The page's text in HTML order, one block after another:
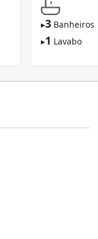
▸3 Banheiros
▸1 Lavabo